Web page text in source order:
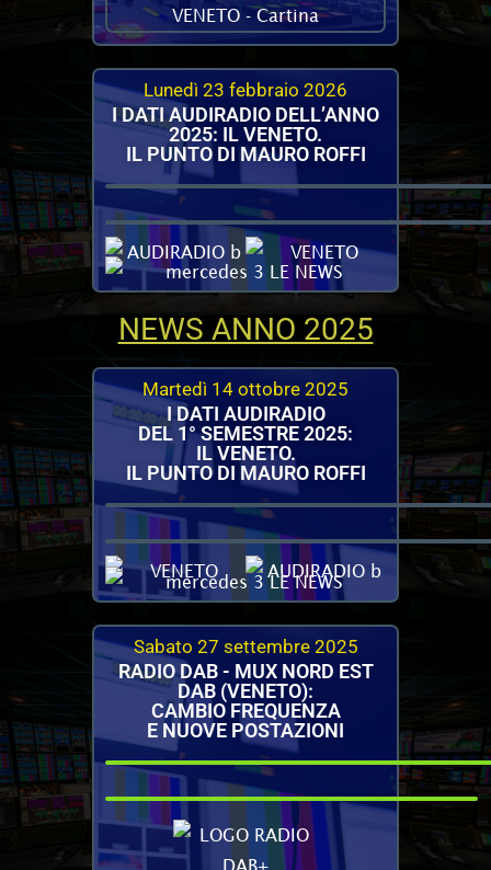
Lunedì 23 febbraio 2026
I DATI AUDIRADIO DELL’ANNO
2025: IL VENETO.
IL PUNTO DI MAURO ROFFI
NEWS ANNO 2025
Martedì 14 ottobre 2025
I DATI AUDIRADIO
DEL 1° SEMESTRE 2025:
IL VENETO.
IL PUNTO DI MAURO ROFFI
Sabato 27 settembre 2025
RADIO DAB - MUX NORD EST
DAB (VENETO):
CAMBIO FREQUENZA
E NUOVE POSTAZIONI